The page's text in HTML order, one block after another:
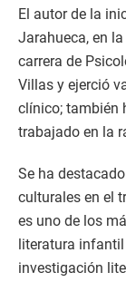
El autor de la
Jarahueca, en
carrera de
Villas y ejerció
clínico; también
trabajado en la
Se ha
culturales en el
es uno de los
literatura
investigación